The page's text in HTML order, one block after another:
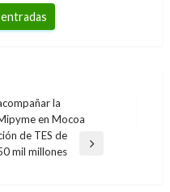
la
en Mocoa
de TES de
mil millones